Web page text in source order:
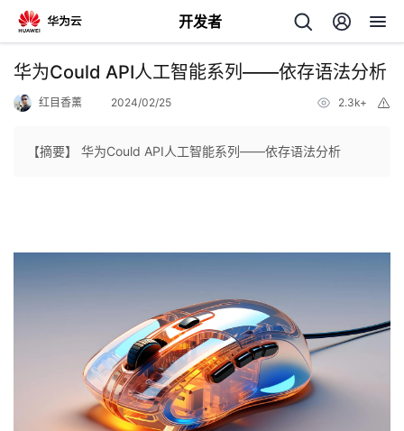
开发者
返
华为Could API人工智能系列——依存语法分析
红目香薰 2024/02/25 2.3k+
【摘要】 华为Could API人工智能系列——依存语法分析